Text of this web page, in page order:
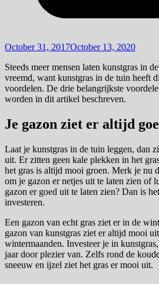
October 31, 2017October 13, 2020
Steeds meer mensen laten kunstgras in
vreemd, want kunstgras in de tuin heeft
voordelen. De drie belangrijkste
worden in dit artikel beschreven.
Je gazon ziet er altijd
Laat je kunstgras in de tuin leggen, dan
uit. Er zitten geen kale plekken in het
het gras is altijd mooi groen. Merk je nu
om je gazon er netjes uit te laten zien of
gazon er goed uit te laten zien? Dan is
investeren.
Een gazon van echt gras ziet er in de
gazon van kunstgras ziet er altijd mooi
wintermaanden. Investeer je in
jaar door plezier van. Zelfs rond de
sneeuw en ijzel ziet het gras er mooi uit.